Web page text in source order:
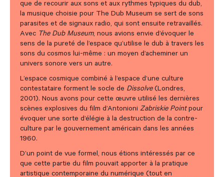
que de recourir aux sons et aux rythmes typiques du dub,
la musique choisie pour The Dub Museum se sert de sons
parasites et de signaux radio, qui sont ensuite retravaillés.
Avec The Dub Museum, nous avions envie d’évoquer le
sens de la pureté de l’espace qu’utilise le dub à travers les
sons du cosmos lui-même : un moyen d’acheminer un
univers sonore vers un autre.
L’espace cosmique combiné à l’espace d’une culture
contestataire forment le socle de Dissolve(Londres,
2001). Nous avons pour cette œuvre utilisé les dernières
scènes explosives du film d’Antonioni Zabriskie Pointpour
évoquer une sorte d’élégie à la destruction de la contre-
culture par le gouvernement américain dans les années
1960.
D’un point de vue formel, nous étions intéressés par ce
que cette partie du film pouvait apporter à la pratique
artistique contemporaine du numérique (tout en